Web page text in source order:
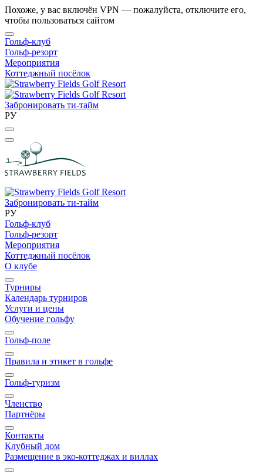
Похоже, у вас включён VPN — пожалуйста, отключите его,
чтобы пользоваться сайтом
Гольф-клуб
Гольф-резорт
Мероприятия
Коттеджный посёлок
Забронировать ти-тайм
РУ
Забронировать ти-тайм
РУ
Гольф-клуб
Гольф-резорт
Мероприятия
Коттеджный посёлок
О клубе
Турниры
Календарь турниров
Услуги и цены
Обучение гольфу
Гольф-поле
Правила и этикет в гольфе
Гольф-туризм
Членство
Партнёры
Контакты
Клубный дом
Размещение в эко-коттеджах и виллах